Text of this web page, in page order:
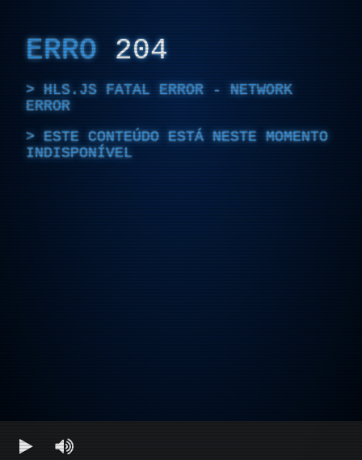
ERRO 204
HLS.JS FATAL ERROR - NETWORK
ERROR
ESTE CONTEÚDO ESTÁ NESTE MOMENTO
INDISPONÍVEL